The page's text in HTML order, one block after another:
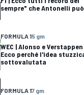
sempre" che Antonelli
FORMULA 15 gm
WEC | Alonso e
Ecco perché l'idea
sottovalutata
FORMULA 17 gm